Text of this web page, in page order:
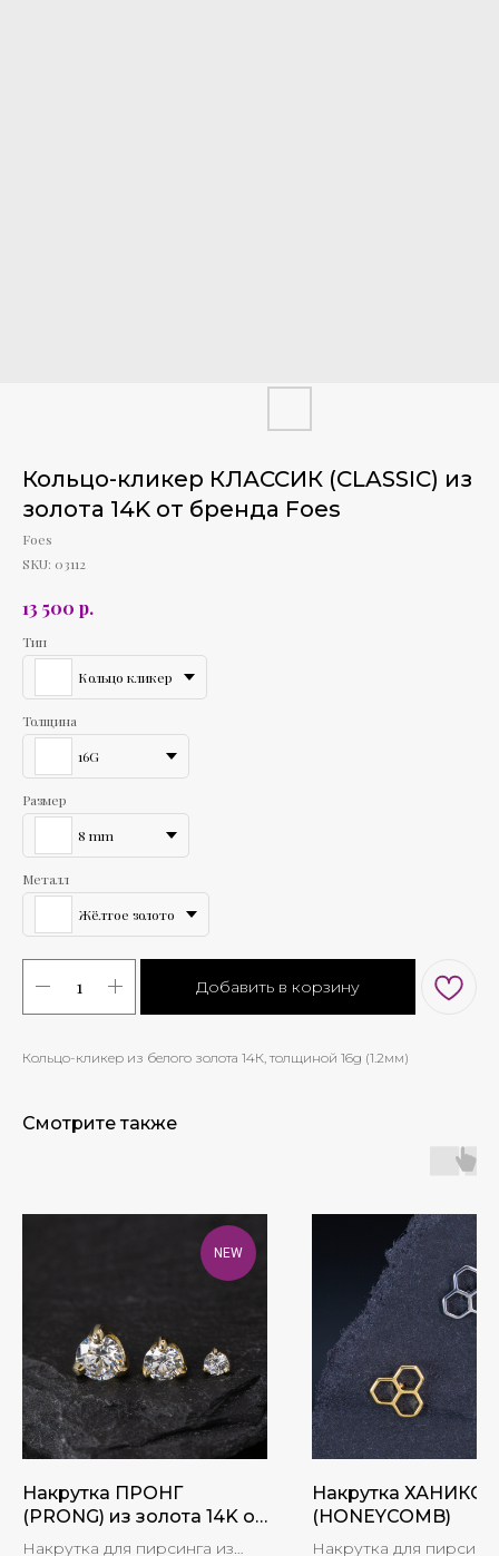
Кольцо-кликер КЛАССИК (CLASSIC) из
золота 14K от бренда Foes
Foes
SKU: 03112
13 500 р.
Тип
Кольцо кликер
Толщина
16G
Размер
8 mm
Металл
Жёлтое золото
Добавить в корзину
Кольцо-кликер из белого золота 14К, толщиной 16g (1.2мм)
Смотрите также
NEW
Накрутка ПРОНГ
(PRONG) из золота 14K от
бренда Foes
Накрутка для пирсинга из
Накрутка
(HONEYCOMB)
Накрутка для